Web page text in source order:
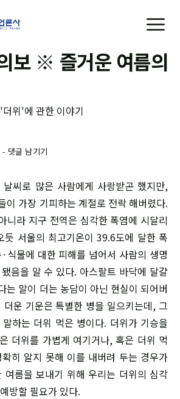
보 ※ 즐거운 여름의
위'에 관한 이야기
- 댓글 남기기
씨로 많은 사람에게 사랑받곤 했지만,
이 가장 기피하는 계절로 전락 해버렸다.
니라 지구 전역은 심각한 폭염에 시달리
듯 서울의 최고기온이 39.6도에 달한 폭
식물에 대한 피해를 넘어서 사람의 생명
음을 알 수 있다. 아스팔트 바닥에 달걀
는 말이 더는 농담이 아닌 현실이 되어버
운 기운은 특별한 병을 일으키는데, 그
하는 더위 먹은 병이다. 더위가 기승을
더위를 가볍게 여기거나, 혹은 더위 먹
히 알지 못해 이를 내버려 두는 경우가
여름을 보내기 위해 우리는 더위의 심각
방할 필요가 있다.